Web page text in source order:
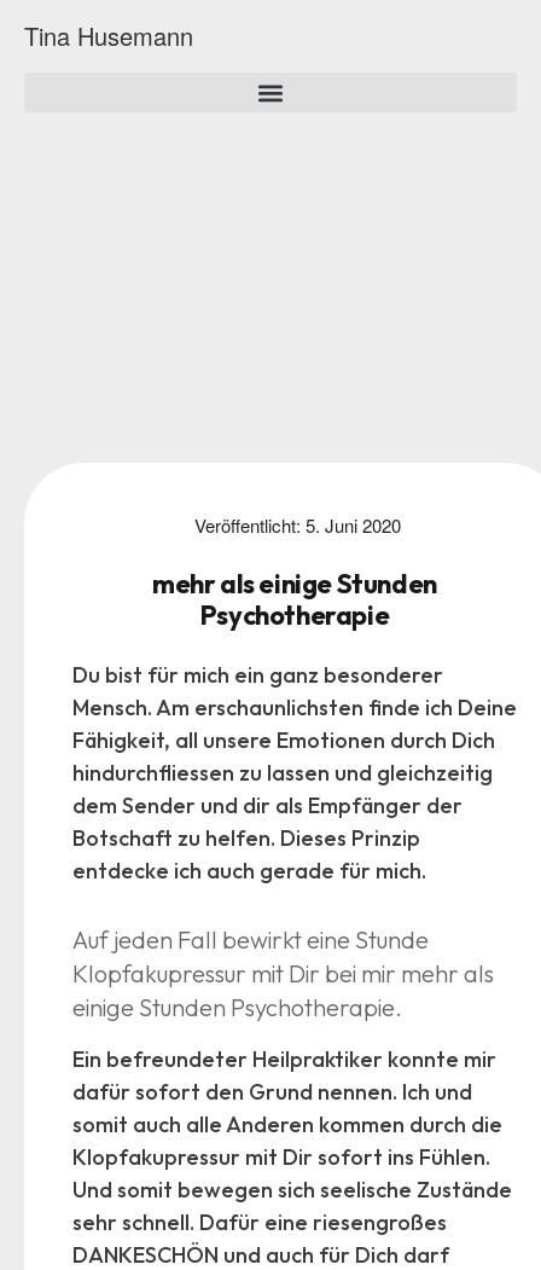
Tina Husemann
Veröffentlicht: 5. Juni 2020
mehr als einige Stunden
Psychotherapie
Du bist für mich ein ganz besonderer
Mensch. Am erschaunlichsten finde ich Deine
Fähigkeit, all unsere Emotionen durch Dich
hindurchfliessen zu lassen und gleichzeitig
dem Sender und dir als Empfänger der
Botschaft zu helfen. Dieses Prinzip
entdecke ich auch gerade für mich.
Auf jeden Fall bewirkt eine Stunde
Klopfakupressur mit Dir bei mir mehr als
einige Stunden Psychotherapie.
Ein befreundeter Heilpraktiker konnte mir
dafür sofort den Grund nennen. Ich und
somit auch alle Anderen kommen durch die
Klopfakupressur mit Dir sofort ins Fühlen.
Und somit bewegen sich seelische Zustände
sehr schnell. Dafür eine riesengroßes
DANKESCHÖN und auch für Dich darf